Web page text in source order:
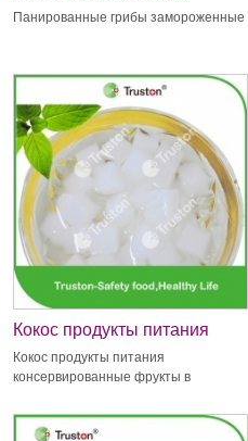
замороженные
Панированные грибы замороженные
Кокос продукты питания
консервированные фрукты
в жестяной упаковке
Кокос продукты питания
консервированные фрукты в